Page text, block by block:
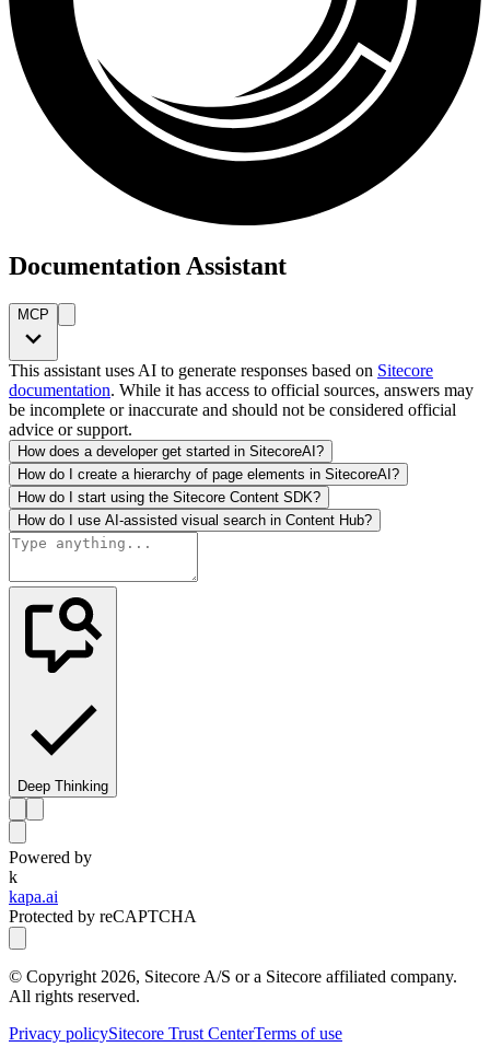
Documentation Assistant
MCP
This assistant uses AI to generate responses based on Sitecore
documentation. While it has access to official sources, answers may
be incomplete or inaccurate and should not be considered official
advice or support.
How does a developer get started in SitecoreAI?
How do I create a hierarchy of page elements in SitecoreAI?
How do I start using the Sitecore Content SDK?
How do I use AI-assisted visual search in Content Hub?
Deep Thinking
Powered by
k
kapa.ai
Protected by reCAPTCHA
© Copyright 2026, Sitecore A/S or a Sitecore affiliated company.
All rights reserved.
Privacy policySitecore Trust CenterTerms of use